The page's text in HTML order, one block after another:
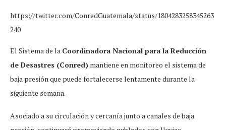
https://twitter.com/ConredGuatemala/status/1804283258345263
240
El Sistema de la Coordinadora Nacional para la Reducción
de Desastres (Conred) mantiene en monitoreo el sistema de
baja presión que puede fortalecerse lentamente durante la
siguiente semana.
Asociado a su circulación y cercanía junto a canales de baja